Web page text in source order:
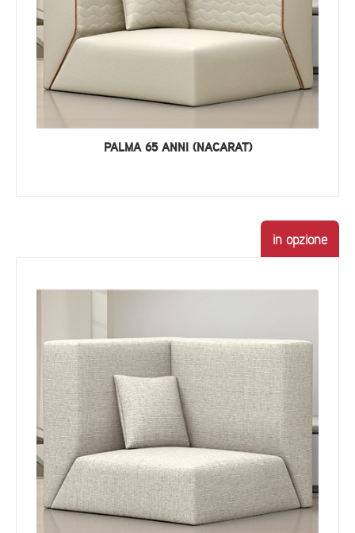
PALMA 65 ANNI (NACARAT)
in opzione